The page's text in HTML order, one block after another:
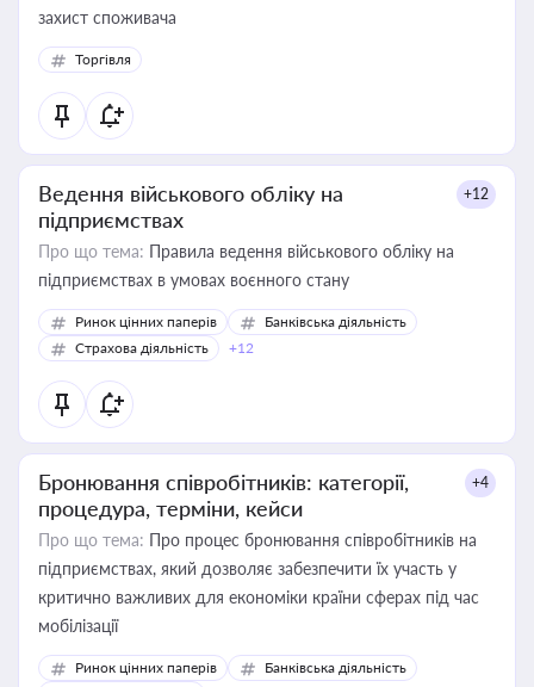
захист споживача
Торгівля
Ведення військового обліку на
підприємствах
+12
Про що тема: Правила ведення військового обліку на
підприємствах в умовах воєнного стану
Ринок цінних паперів
Банківська діяльність
Страхова діяльність
+12
Бронювання співробітників: категорії,
процедура, терміни, кейси
+4
Про що тема: Про процес бронювання співробітників на
підприємствах, який дозволяє забезпечити їх участь у
критично важливих для економіки країни сферах під час
мобілізації
Ринок цінних паперів
Банківська діяльність